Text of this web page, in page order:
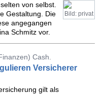
Bild: privat
von selbst.
Gestaltung. Die
angegangen
Schmitz vor.
Cash.
Versicherer
gilt als